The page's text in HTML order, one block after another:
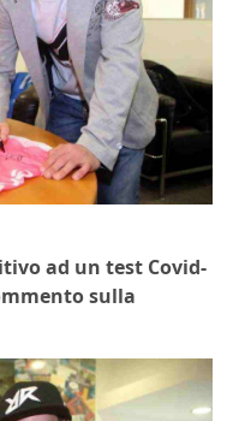
ad un test Covid-
sulla